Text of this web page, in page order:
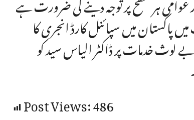
پاکستان میں سپائنل کارڈ انجری کا
لوث خدمات پر ڈاکٹر الیاس سید کو
Post Views:486